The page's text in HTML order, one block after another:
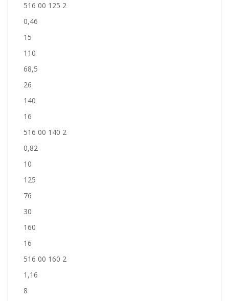
516 00 125 2
0,46
15
110
68,5
26
140
16
516 00 140 2
0,82
10
125
76
30
160
16
516 00 160 2
1,16
8